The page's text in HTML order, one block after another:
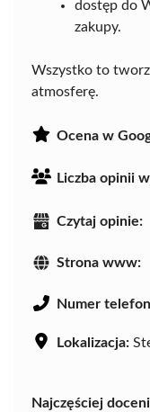
dostęp do
zakupy.
Wszystko to
atmosferę.
Ocena w
Liczba opinii
Czytaj opinie:
Strona www:
Numer
Lokalizacja:
Najczęściej